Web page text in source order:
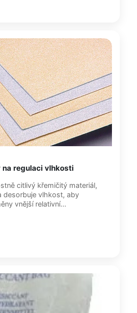
regulaci vlhkosti
citlivý křemičitý materiál,
desorbuje vlhkost, aby
vnější relativní...